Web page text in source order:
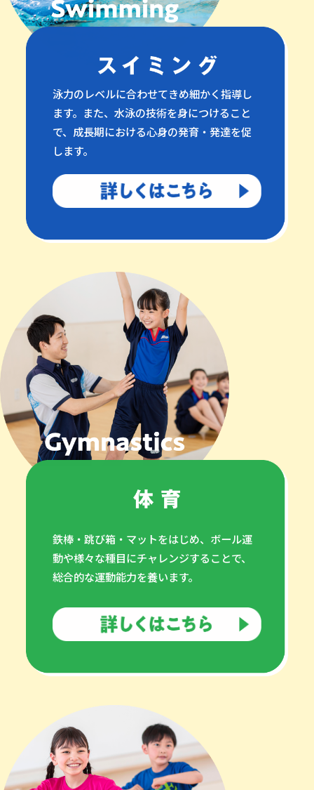
泳力のレベルに合わせてきめ細かく指導し
ます。また、水泳の技術を身につけること
で、成長期における心身の発育・発達を促
します。
鉄棒・跳び箱・マットをはじめ、ボール運
動や様々な種目にチャレンジすることで、
総合的な運動能力を養います。